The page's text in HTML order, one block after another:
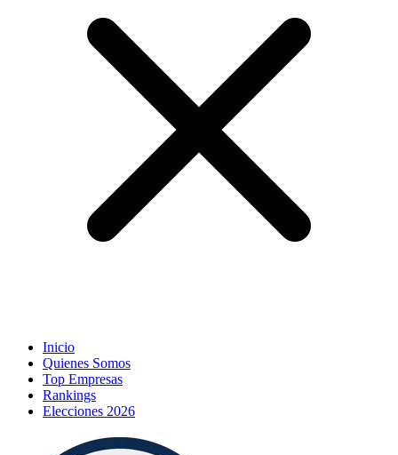
Inicio
Quienes Somos
Top Empresas
Rankings
Elecciones 2026